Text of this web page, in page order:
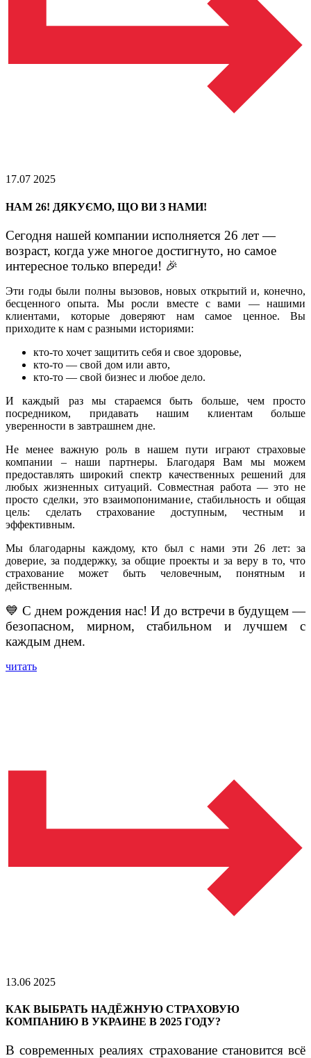
17.07 2025
НАМ 26! ДЯКУЄМО, ЩО ВИ З НАМИ!
Cегодня нашей компании исполняется 26 лет —
возраст, когда уже многое достигнуто, но самое
интересное только впереди! 🎉
Эти годы были полны вызовов, новых открытий и, конечно,
бесценного опыта. Мы росли вместе с вами — нашими
клиентами, которые доверяют нам самое ценное. Вы
приходите к нам с разными историями:
кто-то хочет защитить себя и свое здоровье,
кто-то — свой дом или авто,
кто-то — свой бизнес и любое дело.
И каждый раз мы стараемся быть больше, чем просто
посредником, придавать нашим клиентам больше
уверенности в завтрашнем дне.
Не менее важную роль в нашем пути играют страховые
компании – наши партнеры. Благодаря Вам мы можем
предоставлять широкий спектр качественных решений для
любых жизненных ситуаций. Совместная работа — это не
просто сделки, это взаимопонимание, стабильность и общая
цель: сделать страхование доступным, честным и
эффективным.
Мы благодарны каждому, кто был с нами эти 26 лет: за
доверие, за поддержку, за общие проекты и за веру в то, что
страхование может быть человечным, понятным и
действенным.
💙 С днем ​​рождения нас! И до встречи в будущем —
безопасном, мирном, стабильном и лучшем с
каждым днем.
читать
13.06 2025
КАК ВЫБРАТЬ НАДЁЖНУЮ СТРАХОВУЮ
КОМПАНИЮ В УКРАИНЕ В 2025 ГОДУ?
В современных реалиях страхование становится всё